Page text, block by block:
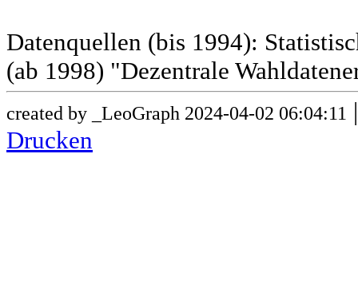
Datenquellen (bis 1994):
(ab 1998) "Dezentrale
created by _LeoGraph 2024-04-02 06:04:11
Drucken